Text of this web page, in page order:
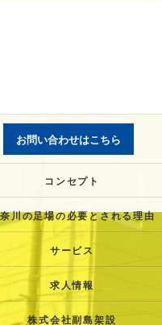
お問い合わせはこちら
コンセプト
川の足場の必要とされる理由
サービス
求人情報
株式会社副島架設